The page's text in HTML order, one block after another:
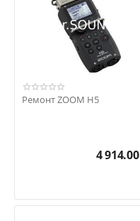
Ремонт ZOOM H5
4 914.00